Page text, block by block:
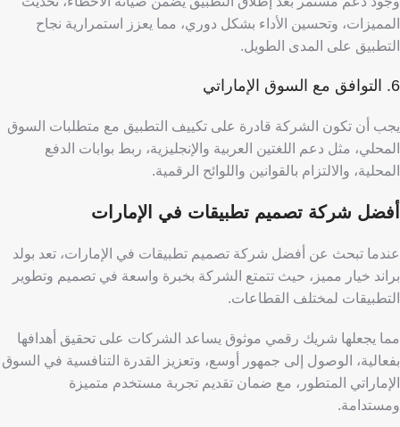
المميزات، وتحسين الأداء بشكل دوري، مما يعزز استمرارية نجاح
التطبيق على المدى الطويل.
6. التوافق مع السوق الإماراتي
يجب أن تكون الشركة قادرة على تكييف التطبيق مع متطلبات السوق
المحلي، مثل دعم اللغتين العربية والإنجليزية، ربط بوابات الدفع
المحلية، والالتزام بالقوانين واللوائح الرقمية.
أفضل شركة تصميم تطبيقات في الإمارات
​​عندما تبحث عن أفضل شركة تصميم تطبيقات في الإمارات، تعد بولد
براند خيار مميز، حيث تتمتع الشركة بخبرة واسعة في تصميم وتطوير
التطبيقات لمختلف القطاعات.
مما يجعلها شريك رقمي موثوق يساعد الشركات على تحقيق أهدافها
بفعالية، الوصول إلى جمهور أوسع، وتعزيز القدرة التنافسية في السوق
الإماراتي المتطور، مع ضمان تقديم تجربة مستخدم متميزة
ومستدامة.